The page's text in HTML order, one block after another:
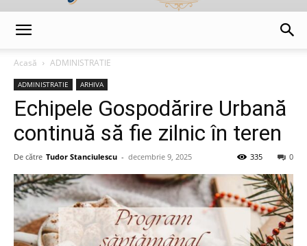
Acasă
ADMINISTRATIE
ADMINISTRATIE ARHIVA
Echipele Gospodărire Urbană
continuă să fie zilnic în teren
De către Tudor Stanciulescu - decembrie 9, 2025 0
335